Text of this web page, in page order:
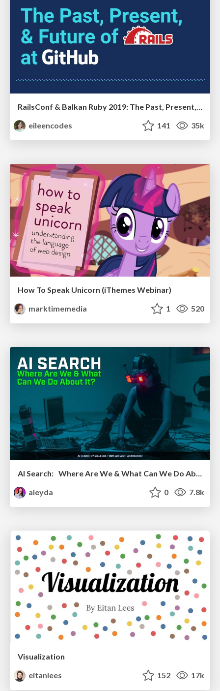
RailsConf & Balkan Ruby 2019: The Past, Present, and Future of Rails at GitHub
eileencodes
141 35k
How To Speak Unicorn (iThemes Webinar)
marktimemedia
1 520
aleyda
0 7.8k
Visualization
eitanlees
152 17k